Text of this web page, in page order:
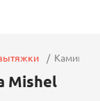
Mishel